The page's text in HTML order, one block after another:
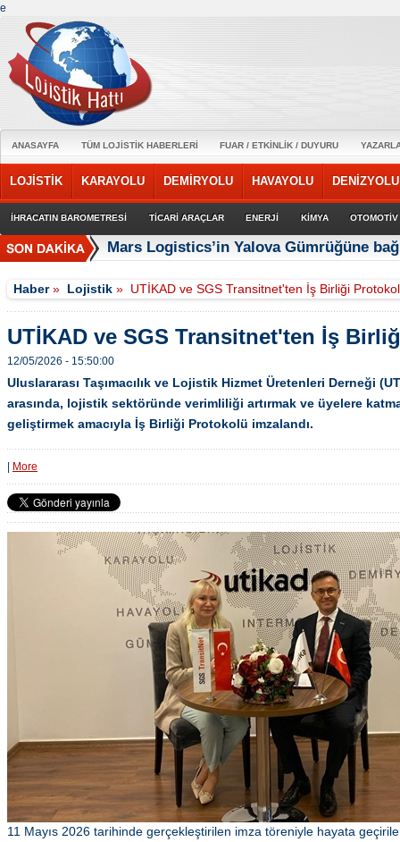
e
ANASAYFA TÜM LOJİSTİK HABERLERİ FUAR / ETKİNLİK / DUYURU
LOJİSTİK KARAYOLU DEMİRYOLU HAVAYOLU DENİZYOLU
İHRACATIN BAROMETRESİ TİCARİ ARAÇLAR ENERJİ KİMYA OTOMOTİV
Mars Logistics’in Yalova Gümrüğüne
Haber» Lojistik » UTİKAD ve SGS Transitnet'ten İş Birliği
UTİKAD ve SGS Transitnet'ten İş
12/05/2026 - 15:50:00
Uluslararası Taşımacılık ve Lojistik Hizmet Üretenleri Derneği
arasında, lojistik sektöründe verimliliği artırmak ve üyelere
geliştirmek amacıyla İş Birliği Protokolü imzalandı.
More
11 Mayıs 2026 tarihinde gerçekleştirilen imza töreniyle hayata